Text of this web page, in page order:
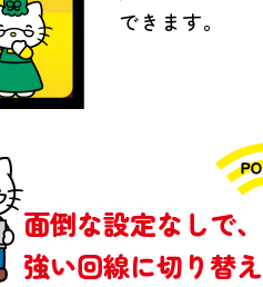
できます。
面倒な設定なしで、
強い回線に切り替